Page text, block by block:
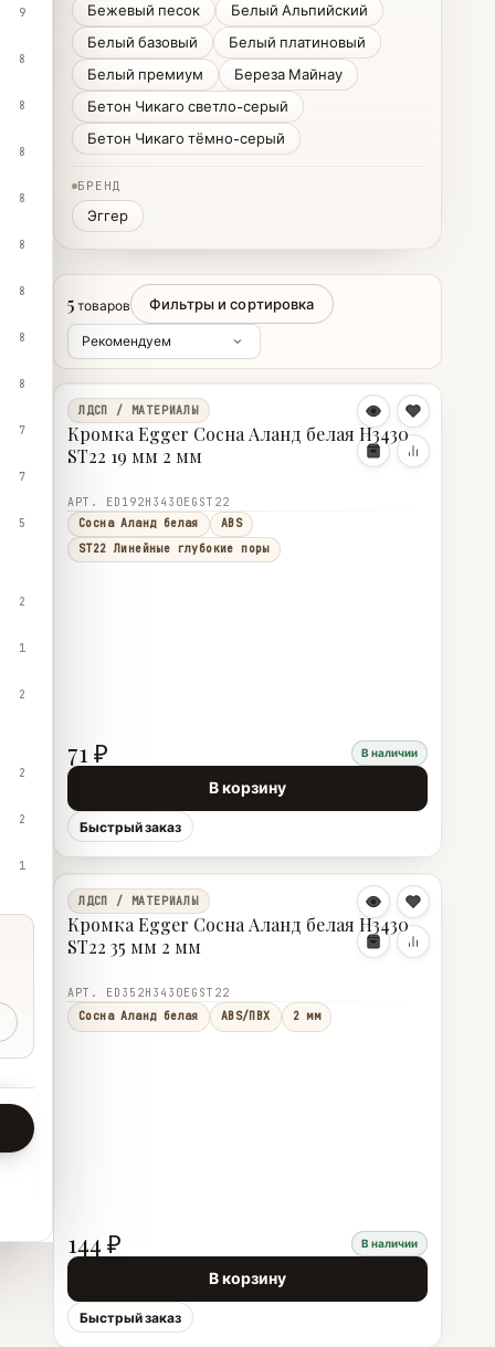
9
8
8
8
8
8
8
8
8
7
7
5
2
1
2
2
2
1
Бежевый песок
Белый Альпийский
Белый базовый
Белый платиновый
Белый премиум
Береза Майнау
Бетон Чикаго светло-серый
Бетон Чикаго тёмно-серый
БРЕНД
Эггер
5 товаров Фильтры и сортировка
ЛДСП / МАТЕРИАЛЫ
Кромка Egger Сосна Аланд белая H3430
ST22 19 мм 2 мм
АРТ. ED192H3430EGST22
Сосна Аланд белая
ABS
ST22 Линейные глубокие поры
71 ₽ В наличии
В корзину
Быстрый заказ
ЛДСП / МАТЕРИАЛЫ
Кромка Egger Сосна Аланд белая H3430
ST22 35 мм 2 мм
АРТ. ED352H3430EGST22
Сосна Аланд белая
ABS/ПВХ 2 мм
144 ₽ В наличии
В корзину
Быстрый заказ